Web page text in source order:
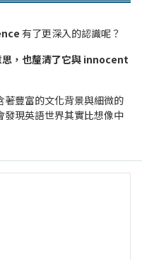
有了更深入的認識呢？
，也釐清了它與 innocent
著豐富的文化背景與細微的
發現英語世界其實比想像中